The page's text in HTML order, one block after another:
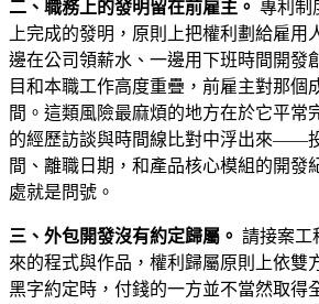
二、職務上的發明留在前雇主。 專利制
上完成的發明，原則上把權利劃給雇用
邊在公司領薪水、一邊用下班時間開發
目和本職工作高度重疊，前雇主對那個
間。這類風險最麻煩的地方在於它平常
的經歷訪談與時間線比對中浮出來——
間、離職日期，和產品核心模組的開發
處就是問號。
三、外包開發沒有約定歸屬。 請接案工
來的程式與作品，權利歸屬原則上依雙
黑字約定時，付錢的一方並不當然取